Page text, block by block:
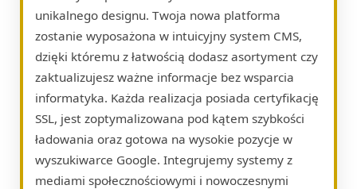
unikalnego designu. Twoja nowa platforma
zostanie wyposażona w intuicyjny system CMS,
dzięki któremu z łatwością dodasz asortyment czy
zaktualizujesz ważne informacje bez wsparcia
informatyka. Każda realizacja posiada certyfikację
SSL, jest zoptymalizowana pod kątem szybkości
ładowania oraz gotowa na wysokie pozycje w
wyszukiwarce Google. Integrujemy systemy z
mediami społecznościowymi i nowoczesnymi